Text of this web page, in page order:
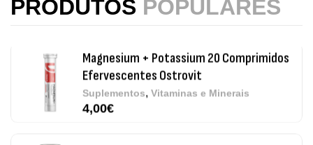
PRODUTOS POPULARES
Suplementos ,Vitaminas e Minerais
Methyl B-Complex 30 Cápsulas Ostrovit
Suplementos,Vitaminas e Minerais
12,50